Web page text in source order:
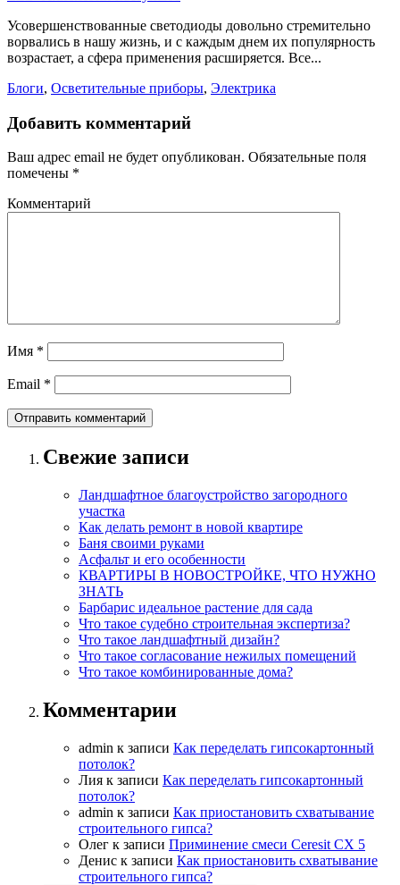
Усовершенствованные светодиоды довольно стремительно
ворвались в нашу жизнь, и с каждым днем их популярность
возрастает, а сфера применения расширяется. Все...
Блоги, Осветительные приборы, Электрика
Добавить комментарий
Ваш адрес email не будет опубликован. Обязательные поля
помечены *
Комментарий
Имя *
Email *
Свежие записи
Ландшафтное благоустройство загородного
участка
Как делать ремонт в новой квартире
Баня своими руками
Асфальт и его особенности
КВАРТИРЫ В НОВОСТРОЙКЕ, ЧТО НУЖНО
ЗНАТЬ
Барбарис идеальное растение для сада
Что такое судебно строительная экспертиза?
Что такое ландшафтный дизайн?
Что такое согласование нежилых помещений
Что такое комбинированные дома?
Комментарии
admin к записи Как переделать гипсокартонный
потолок?
Лия к записи Как переделать гипсокартонный
потолок?
admin к записи Как приостановить схватывание
строительного гипса?
Олег к записи Приминение смеси Ceresit СХ 5
Денис к записи Как приостановить схватывание
строительного гипса?